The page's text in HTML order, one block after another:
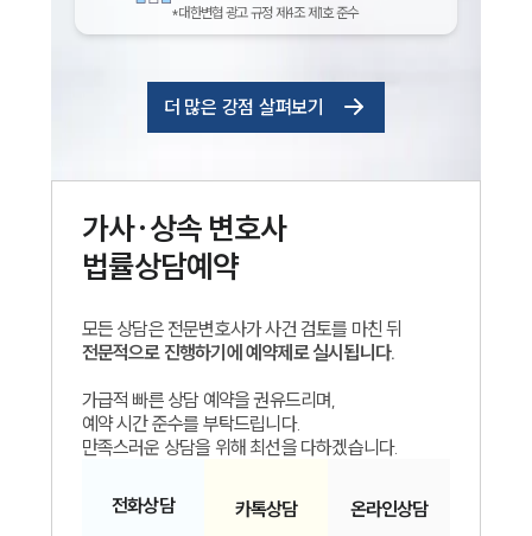
만화로 보는 사례
*대한변협 광고 규정 제4조 제1호 준수
더 많은 강점 살펴보기
가사·상속변호사
법률상담예약
모든 상담은 전문변호사가 사건 검토를 마친 뒤
전문적으로 진행하기에 예약제로 실시됩니다.
가급적 빠른 상담 예약을 권유드리며,
예약 시간 준수를 부탁드립니다.
만족스러운 상담을 위해 최선을 다하겠습니다.
전화상담 카톡상담 온라인상담